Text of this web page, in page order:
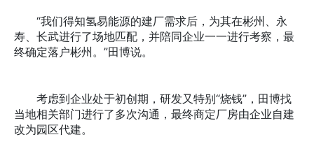
“我们得知氢易能源的建厂需求后，为其在彬州、永
寿、长武进行了场地匹配，并陪同企业一一进行考察，最
终确定落户彬州。”田博说。
考虑到企业处于初创期，研发又特别“烧钱”，田博找
当地相关部门进行了多次沟通，最终商定厂房由企业自建
改为园区代建。